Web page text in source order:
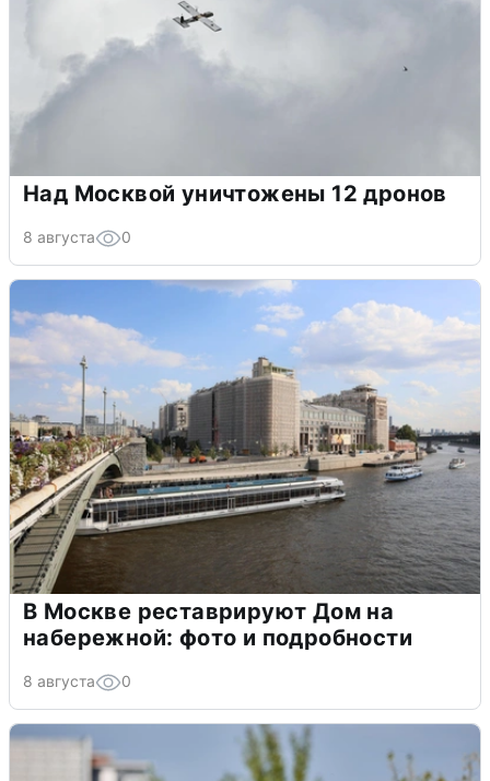
Над Москвой уничтожены 12 дронов
8 августа 0
В Москве реставрируют Дом на
набережной: фото и подробности
8 августа 0